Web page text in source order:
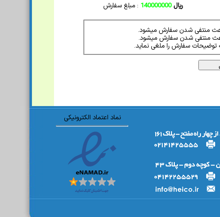
مبلغ سفارش : 140000000 ریال
نماد اعتماد الکترونیکی